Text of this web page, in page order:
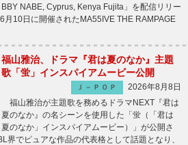
BBY NABE, Cyprus, Kenya Fujita」を配信リリー
10日に開催されたMA55IVE THE RAMPAGE
福山雅治、ドラマ『君は夏のなか』主題
歌「蛍」インスパイアムービー公開
Ｊ－ＰＯＰ
2026年8月8日
福山雅治が主題歌を務めるドラマNEXT『君は
夏のなか』の名シーンを使用した「蛍（「君は
夏のなか」インスパイアムービー）」が公開さ
でピュアな作品の代表格として話題となり、